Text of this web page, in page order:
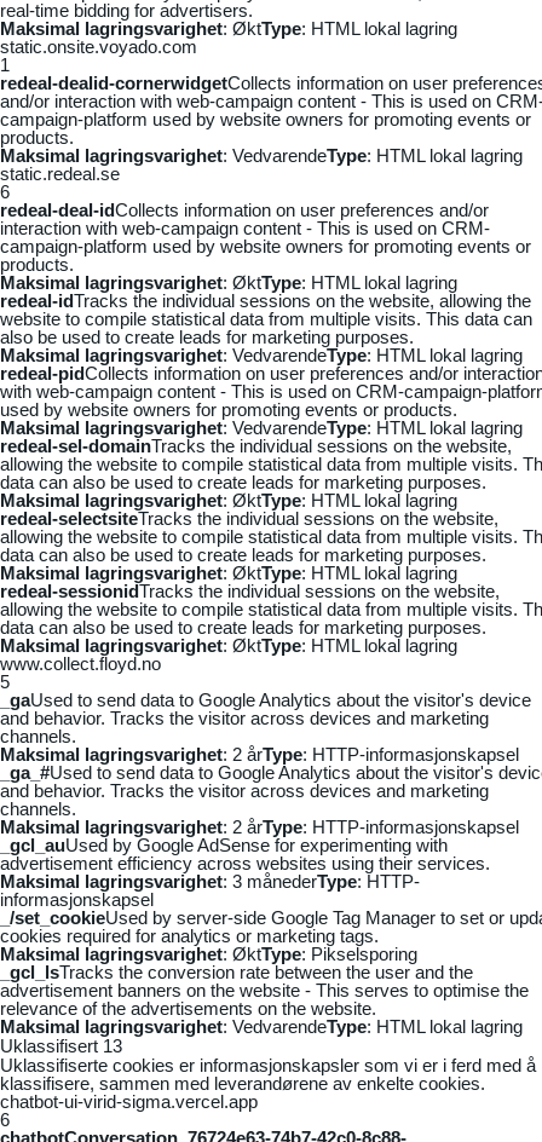
real-time bidding for advertisers.
Maksimal lagringsvarighet: ØktType: HTML lokal lagring
static.onsite.voyado.com
1
redeal-dealid-cornerwidgetCollects information on user
and/or interaction with web-campaign content - This is used on
campaign-platform used by website owners for promoting events or
products.
Maksimal lagringsvarighet: VedvarendeType: HTML lokal lagring
static.redeal.se
6
redeal-deal-idCollects information on user preferences and/or
interaction with web-campaign content - This is used on CRM-
campaign-platform used by website owners for promoting events or
products.
Maksimal lagringsvarighet: ØktType: HTML lokal lagring
redeal-idTracks the individual sessions on the website, allowing the
website to compile statistical data from multiple visits. This data can
also be used to create leads for marketing purposes.
Maksimal lagringsvarighet: VedvarendeType: HTML lokal lagring
redeal-pidCollects information on user preferences and/or
with web-campaign content - This is used on CRM-campaign-
used by website owners for promoting events or products.
Maksimal lagringsvarighet: VedvarendeType: HTML lokal lagring
redeal-sel-domainTracks the individual sessions on the website,
allowing the website to compile statistical data from multiple visits.
data can also be used to create leads for marketing purposes.
Maksimal lagringsvarighet: ØktType: HTML lokal lagring
redeal-selectsiteTracks the individual sessions on the website,
allowing the website to compile statistical data from multiple visits.
data can also be used to create leads for marketing purposes.
Maksimal lagringsvarighet: ØktType: HTML lokal lagring
redeal-sessionidTracks the individual sessions on the website,
allowing the website to compile statistical data from multiple visits.
data can also be used to create leads for marketing purposes.
Maksimal lagringsvarighet: ØktType: HTML lokal lagring
www.collect.floyd.no
5
_gaUsed to send data to Google Analytics about the visitor's device
and behavior. Tracks the visitor across devices and marketing
channels.
Maksimal lagringsvarighet: 2 årType: HTTP-informasjonskapsel
_ga_#Used to send data to Google Analytics about the visitor's
and behavior. Tracks the visitor across devices and marketing
channels.
Maksimal lagringsvarighet: 2 årType: HTTP-informasjonskapsel
_gcl_auUsed by Google AdSense for experimenting with
advertisement efficiency across websites using their services.
Maksimal lagringsvarighet: 3 månederType: HTTP-
informasjonskapsel
_/set_cookieUsed by server-side Google Tag Manager to set or
cookies required for analytics or marketing tags.
Maksimal lagringsvarighet: ØktType: Pikselsporing
_gcl_lsTracks the conversion rate between the user and the
advertisement banners on the website - This serves to optimise the
relevance of the advertisements on the website.
Maksimal lagringsvarighet: VedvarendeType: HTML lokal lagring
Uklassifisert 13
Uklassifiserte cookies er informasjonskapsler som vi er i ferd med å
klassifisere, sammen med leverandørene av enkelte cookies.
chatbot-ui-virid-sigma.vercel.app
6
chatbotConversation_76724e63-74b7-42c0-8c88-